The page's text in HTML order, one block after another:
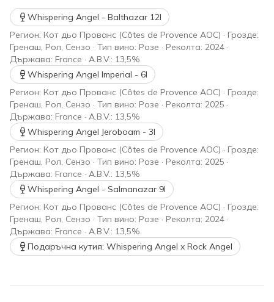
Whispering Angel - Balthazar 12l
Регион: Кот дьо Прованс (Côtes de Provence AOC) · Грозде:
Гренаш, Рол, Сензо · Тип вино: Розе · Реколта: 2024 ·
Държава: France · A.B.V.: 13,5%
Whispering Angel Imperial - 6l
Регион: Кот дьо Прованс (Côtes de Provence AOC) · Грозде:
Гренаш, Рол, Сензо · Тип вино: Розе · Реколта: 2025 ·
Държава: France · A.B.V.: 13,5%
Whispering Angel Jeroboam - 3l
Регион: Кот дьо Прованс (Côtes de Provence AOC) · Грозде:
Гренаш, Рол, Сензо · Тип вино: Розе · Реколта: 2025 ·
Държава: France · A.B.V.: 13,5%
Whispering Angel - Salmanazar 9l
Регион: Кот дьо Прованс (Côtes de Provence AOC) · Грозде:
Гренаш, Рол, Сензо · Тип вино: Розе · Реколта: 2024 ·
Държава: France · A.B.V.: 13,5%
Подаръчна кутия: Whispering Angel x Rock Angel